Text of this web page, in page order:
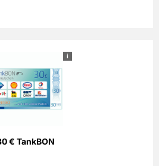
i
€ TankBON
dem Bonago-Tankgutschein. Der
ist einlösbar per Telefon, Postalisch
gegen Gutschein an zahlreichen